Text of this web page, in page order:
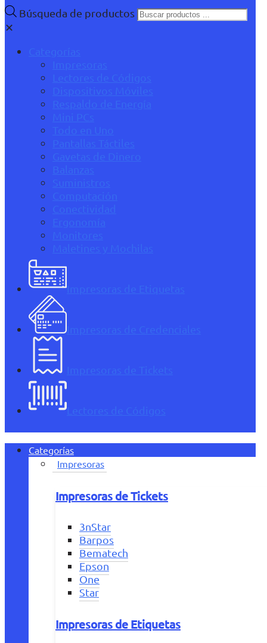
Búsqueda de productos
✕
Categorías
Impresoras
Lectores de Códigos
Dispositivos Móviles
Respaldo de Energía
Mini PCs
Todo en Uno
Pantallas Táctiles
Gavetas de Dinero
Balanzas
Suministros
Computación
Conectividad
Ergonomía
Monitores
Maletines y Mochilas
Impresoras de Etiquetas
Impresoras de Credenciales
Impresoras de Tickets
Lectores de Códigos
Categorías
Impresoras
Impresoras de Tickets
3nStar
Barpos
Bematech
Epson
One
Star
Impresoras de Etiquetas